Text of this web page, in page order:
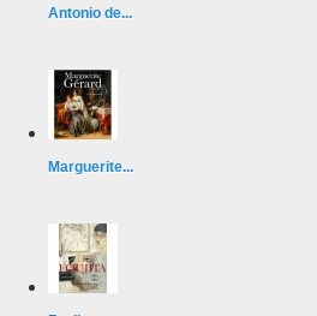
Antonio de...
Marguerite...